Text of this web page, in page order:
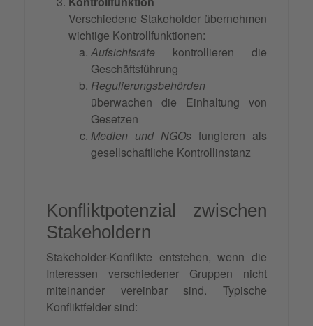
Verschiedene Stakeholder übernehmen
wichtige Kontrollfunktionen:
Aufsichtsräte kontrollieren die
Geschäftsführung
Regulierungsbehörden
überwachen die Einhaltung von
Gesetzen
Medien und NGOs fungieren als
gesellschaftliche Kontrollinstanz
Konfliktpotenzial zwischen
Stakeholdern
Stakeholder-Konflikte entstehen, wenn die
Interessen verschiedener Gruppen nicht
miteinander vereinbar sind. Typische
Konfliktfelder sind: